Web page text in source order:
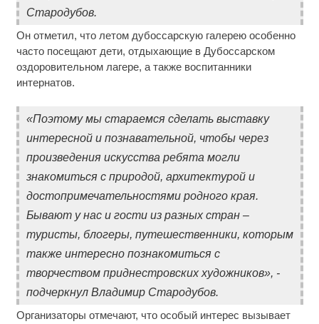
Стародубов.
Он отметил, что летом дубоссарскую галерею особенно
часто посещают дети, отдыхающие в Дубоссарском
оздоровительном лагере, а также воспитанники
интернатов.
«Поэтому мы стараемся сделать выставку
интересной и познавательной, чтобы через
произведения искусства ребята могли
знакомиться с природой, архитектурой и
достопримечательностями родного края.
Бывают у нас и гости из разных стран –
туристы, блогеры, путешественники, которым
также интересно познакомиться с
творчеством приднестровских художников», -
подчеркнул Владимир Стародубов.
Организаторы отмечают, что особый интерес вызывает